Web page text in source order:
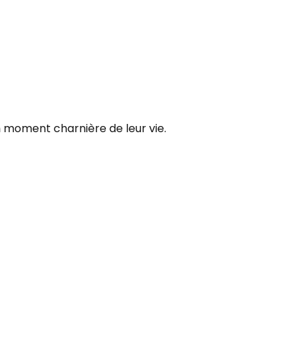
charnière de leur vie.